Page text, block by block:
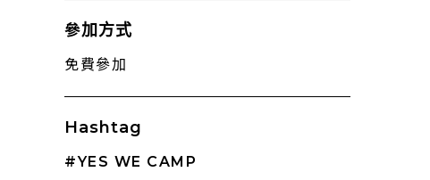
參加方式
免費參加
Hashtag
#YES WE CAMP